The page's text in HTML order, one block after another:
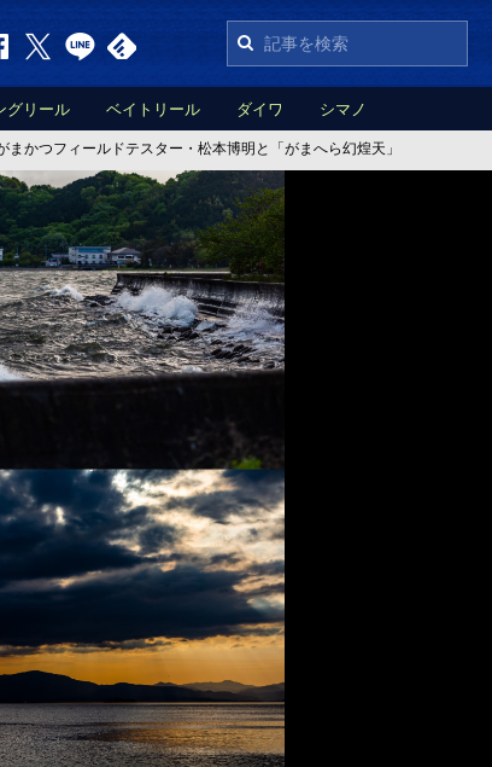
グリール ベイトリール ダイワ シマノ
かつフィールドテスター・松本博明と「がまへら幻煌天」